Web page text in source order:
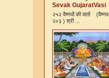
Sevak GujaratVasi
ek Kshatriy
Vaishnav Ki Varta
२५२ वैष्णवों की वार्ता (वैष्णव
२०३ ) श्री ...